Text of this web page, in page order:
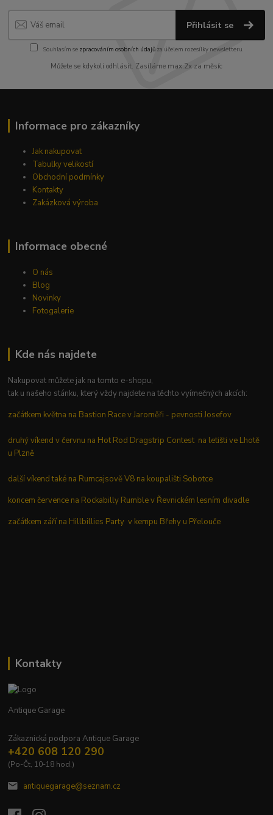
Přihlásit se
Souhlasím se zpracováním osobních údajůza účelem rozesílky newsletteru.
Můžete se kdykoli odhlásit. Zasíláme max.2x za měsíc
Informace pro zákazníky
Jak nakupovat
Tabulky velikostí
Obchodní podmínky
Kontakty
Zakázková výroba
Informace obecné
O nás
Blog
Novinky
Fotogalerie
Kde nás najdete
Nakupovat můžete jak na tomto e-shopu,
tak u našeho stánku, který vždy najdete na těchto vyímečných akcích:
začátkem května na Bastion Race v Jaroměři - pevnosti Josefov
druhý víkend v červnu na Hot Rod Dragstrip Contest na letišti ve Lhotě
u Plzně
další víkend také na Rumcajsově V8 na koupališti Sobotce
koncem července na Rockabilly Rumble v Řevnickém lesním divadle
začátkem září na Hillbillies Party v kempu Břehy u Přelouče
Kontakty
Antique Garage
Zákaznická podpora Antique Garage
+420 608 120 290
(Po-Čt, 10-18 hod.)
antiquegarage@seznam.cz